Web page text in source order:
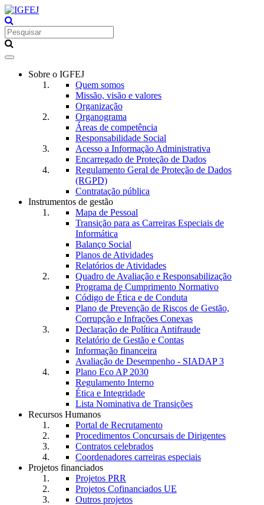
Toggle
navigationSobre o IGFEJ
Quem somos
Missão, visão e valores
Organização
Organograma
Áreas de competência
Responsabilidade Social
Acesso a Informação Administrativa
Encarregado de Proteção de Dados
Regulamento Geral de Proteção de Dados
(RGPD)
Contratação pública
Instrumentos de gestão
Mapa de Pessoal
Transição para as Carreiras Especiais de
Informática
Balanço Social
Planos de Atividades
Relatórios de Atividades
Quadro de Avaliação e Responsabilização
Programa de Cumprimento Normativo
Código de Ética e de Conduta
Plano de Prevenção de Riscos de Gestão,
Corrupção e Infrações Conexas
Declaração de Política Antifraude
Relatório de Gestão e Contas
Informação financeira
Avaliação de Desempenho - SIADAP 3
Plano Eco AP 2030
Regulamento Interno
Ética e Integridade
Lista Nominativa de Transições
Recursos Humanos
Portal de Recrutamento
Procedimentos Concursais de Dirigentes
Contratos celebrados
Coordenadores carreiras especiais
Projetos financiados
Projetos PRR
Projetos Cofinanciados UE
Outros projetos